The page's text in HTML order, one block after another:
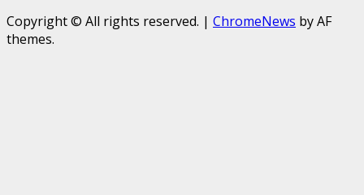
Copyright © All rights reserved. | ChromeNews by AF
themes.